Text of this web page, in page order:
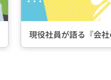
魅力』とは？